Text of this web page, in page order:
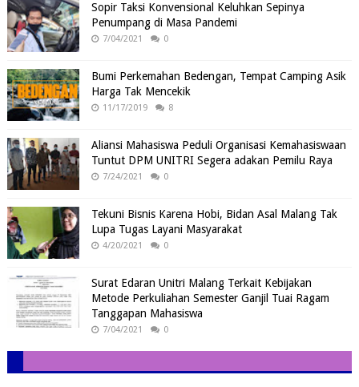
Sopir Taksi Konvensional Keluhkan Sepinya
Penumpang di Masa Pandemi
7/04/2021 0
Bumi Perkemahan Bedengan, Tempat Camping Asik
Harga Tak Mencekik
11/17/2019 8
Aliansi Mahasiswa Peduli Organisasi Kemahasiswaan
Tuntut DPM UNITRI Segera adakan Pemilu Raya
7/24/2021 0
Tekuni Bisnis Karena Hobi, Bidan Asal Malang Tak
Lupa Tugas Layani Masyarakat
4/20/2021 0
Surat Edaran Unitri Malang Terkait Kebijakan
Metode Perkuliahan Semester Ganjil Tuai Ragam
Tanggapan Mahasiswa
7/04/2021 0